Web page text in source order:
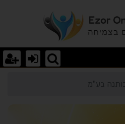
כותנה
בע"מ